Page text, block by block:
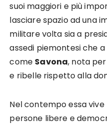
suoi maggiori e più
lasciare spazio ad una
militare volta sia a
assedi piemontesi che
come Savona, nota
e ribelle rispetto alla
Nel contempo essa
persone libere e